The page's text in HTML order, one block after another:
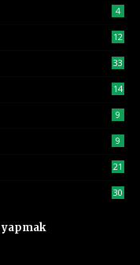
4
12
33
14
9
9
21
30
yapmak